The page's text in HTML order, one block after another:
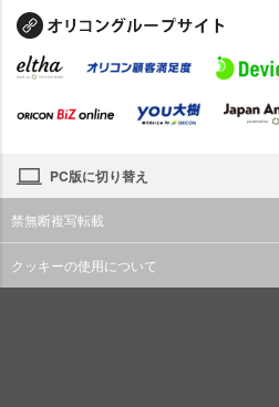
PC版に切り替え
禁無断複写転載
クッキーの使用について